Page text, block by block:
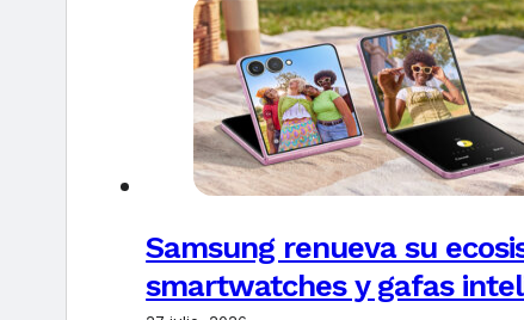
Samsung renueva su
smartwatches y gafas